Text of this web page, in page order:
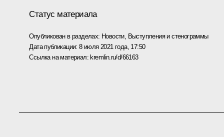
Статус материала
Опубликован в разделах: Новости, Выступления и стенограммы
Дата публикации:8 июля 2021 года, 17:50
Ссылка на материал: kremlin.ru/d/66163